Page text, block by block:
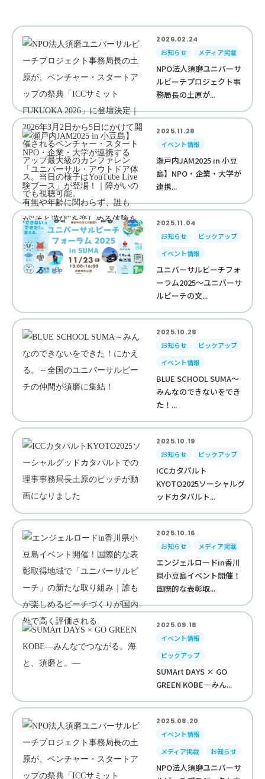
2026.02.24
お知らせ
メディア掲載
NPO法人須磨ユニバーサ
ルビーチプロジェクト事
務局長の土原が...
2025.11.28
イベント情報
瀬戸内JAM2025 in 小豆
島】NPO・企業・大学が
連携...
2025.11.04
お知らせ
ピックアップ
イベント情報
ユニバーサルビーチフォ
ーラム2025～ユニバーサ
ルビーチの文...
2025.10.28
お知らせ
ピックアップ
イベント情報
BLUE SCHOOL SUMA～
みんなのできないをでき
た！...
2025.10.19
お知らせ
ピックアップ
ICCカタパルト
KYOTO2025ソーシャルグ
ッドカタパルト...
2025.10.16
お知らせ
メディア掲載
エンジェルロードin香川
県小豆島イベント開催！
国際的な表彰取...
2025.09.18
イベント情報
ピックアップ
SUMArt DAYS × GO
GREEN KOBE—みん...
2025.08.20
イベント情報
メディア掲載
お知らせ
NPO法人須磨ユニバーサ